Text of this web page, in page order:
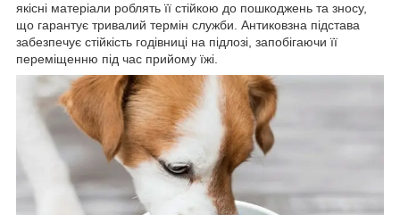
якісні матеріали роблять її стійкою до пошкоджень та зносу,
що гарантує тривалий термін служби. Антиковзна підстава
забезпечує стійкість годівниці на підлозі, запобігаючи її
переміщенню під час прийому їжі.